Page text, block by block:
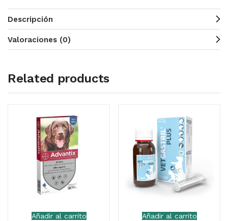
Descripción
Valoraciones (0)
Related products
Añadir al carrito Añadir al carrito